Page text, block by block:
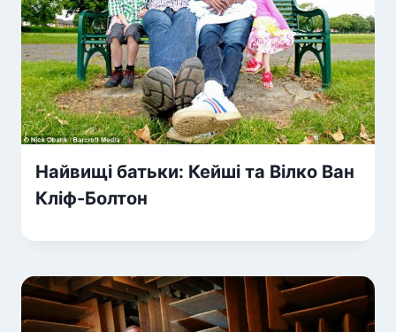
Найвищі батьки: Кейші та Вілко Ван
Кліф-Болтон